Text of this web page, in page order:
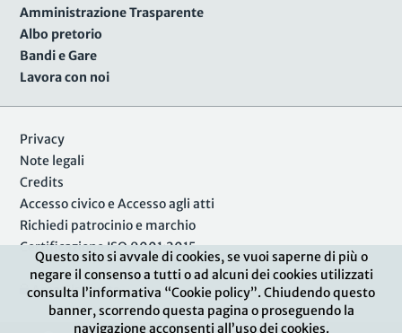
Questo sito si avvale di cookies, se vuoi saperne di più o
negare il consenso a tutti o ad alcuni dei cookies utilizzati
consulta l’informativa “Cookie policy”. Chiudendo questo
banner, scorrendo questa pagina o proseguendo la
navigazione acconsenti all’uso dei cookies.
Amministrazione Trasparente
Albo pretorio
Bandi e Gare
Lavora con noi
Privacy
Note legali
Credits
Accesso civico e Accesso agli atti
Richiedi patrocinio e marchio
Certificazione ISO 9001:2015
Area Riservata